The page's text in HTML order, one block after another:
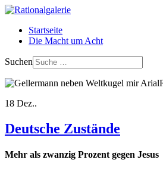
Startseite
Die Macht um Acht
Suchen
18 Dez..
Deutsche Zustände
Mehr als zwanzig Prozent gegen Jesus